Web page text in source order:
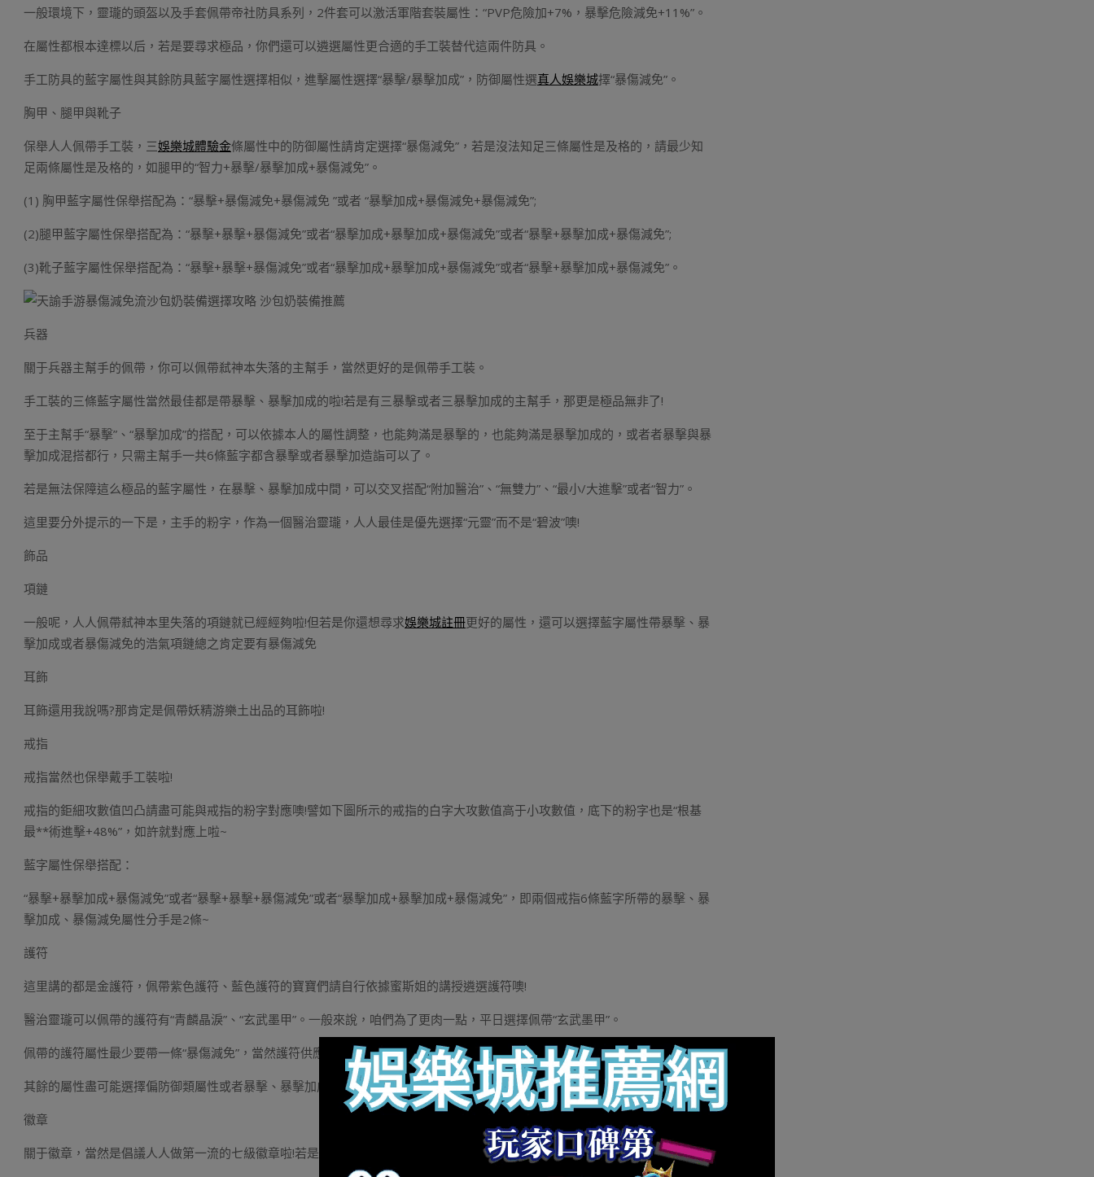
一般環境下，靈瓏的頭盔以及手套佩帶帝社防具系列，2件套可以激活軍階套裝屬性：“PVP危險加+7%，暴擊危險減免+11%”。
在屬性都根本達標以后，若是要尋求極品，你們還可以遴選屬性更合適的手工裝替代這兩件防具。
手工防具的藍字屬性與其餘防具藍字屬性選擇相似，進擊屬性選擇“暴擊/暴擊加成”，防御屬性選真人娛樂城擇“暴傷減免”。
胸甲、腿甲與靴子
保舉人人佩帶手工裝，三娛樂城體驗金條屬性中的防御屬性請肯定選擇“暴傷減免”，若是沒法知足三條屬性是及格的，請最少知
足兩條屬性是及格的，如腿甲的“智力+暴擊/暴擊加成+暴傷減免”。
(1) 胸甲藍字屬性保舉搭配為：“暴擊+暴傷減免+暴傷減免 ”或者 “暴擊加成+暴傷減免+暴傷減免”;
(2)腿甲藍字屬性保舉搭配為：“暴擊+暴擊+暴傷減免”或者“暴擊加成+暴擊加成+暴傷減免”或者“暴擊+暴擊加成+暴傷減免”;
(3)靴子藍字屬性保舉搭配為：“暴擊+暴擊+暴傷減免”或者“暴擊加成+暴擊加成+暴傷減免”或者“暴擊+暴擊加成+暴傷減免”。
兵器
關于兵器主幫手的佩帶，你可以佩帶弒神本失落的主幫手，當然更好的是佩帶手工裝。
手工裝的三條藍字屬性當然最佳都是帶暴擊、暴擊加成的啦!若是有三暴擊或者三暴擊加成的主幫手，那更是極品無非了!
至于主幫手“暴擊”、“暴擊加成”的搭配，可以依據本人的屬性調整，也能夠滿是暴擊的，也能夠滿是暴擊加成的，或者者暴擊與暴
擊加成混搭都行，只需主幫手一共6條藍字都含暴擊或者暴擊加造詣可以了。
若是無法保障這么極品的藍字屬性，在暴擊、暴擊加成中間，可以交叉搭配“附加醫治”、“無雙力”、“最小/大進擊”或者“智力”。
這里要分外提示的一下是，主手的粉字，作為一個醫治靈瓏，人人最佳是優先選擇“元靈”而不是“碧波”噢!
飾品
項鏈
一般呢，人人佩帶弒神本里失落的項鏈就已經經夠啦!但若是你還想尋求娛樂城註冊更好的屬性，還可以選擇藍字屬性帶暴擊、暴
擊加成或者暴傷減免的浩氣項鏈總之肯定要有暴傷減免
耳飾
耳飾還用我說嗎?那肯定是佩帶妖精游樂土出品的耳飾啦!
戒指
戒指當然也保舉戴手工裝啦!
戒指的鉅細攻數值凹凸請盡可能與戒指的粉字對應噢!譬如下圖所示的戒指的白字大攻數值高于小攻數值，底下的粉字也是“根基
最**術進擊+48%”，如許就對應上啦~
藍字屬性保舉搭配：
“暴擊+暴擊加成+暴傷減免”或者“暴擊+暴擊+暴傷減免”或者“暴擊加成+暴擊加成+暴傷減免”，即兩個戒指6條藍字所帶的暴擊、暴
擊加成、暴傷減免屬性分手是2條~
護符
這里講的都是金護符，佩帶紫色護符、藍色護符的寶寶們請自行依據蜜斯姐的講授遴選護符噢!
醫治靈瓏可以佩帶的護符有“青麟晶淚”、“玄武墨甲”。一般來說，咱們為了更肉一點，平日選擇佩帶“玄武墨甲”。
佩帶的護符屬性最少要帶一條“暴傷減免”，當然護符供應的暴傷減免屬性條數越多越好。
其餘的屬性盡可能選擇偏防御類屬性或者暴擊、暴擊加成。若是有偏好移速的奶媽，還可以選擇佩帶一個帶“挪移速率”的護符。
徽章
關于徽章，當然是倡議人人做第一流的七級徽章啦!若是做不了七級，最少也要做到六級徽章，是必要用徽章精髓制作的那一種哦!